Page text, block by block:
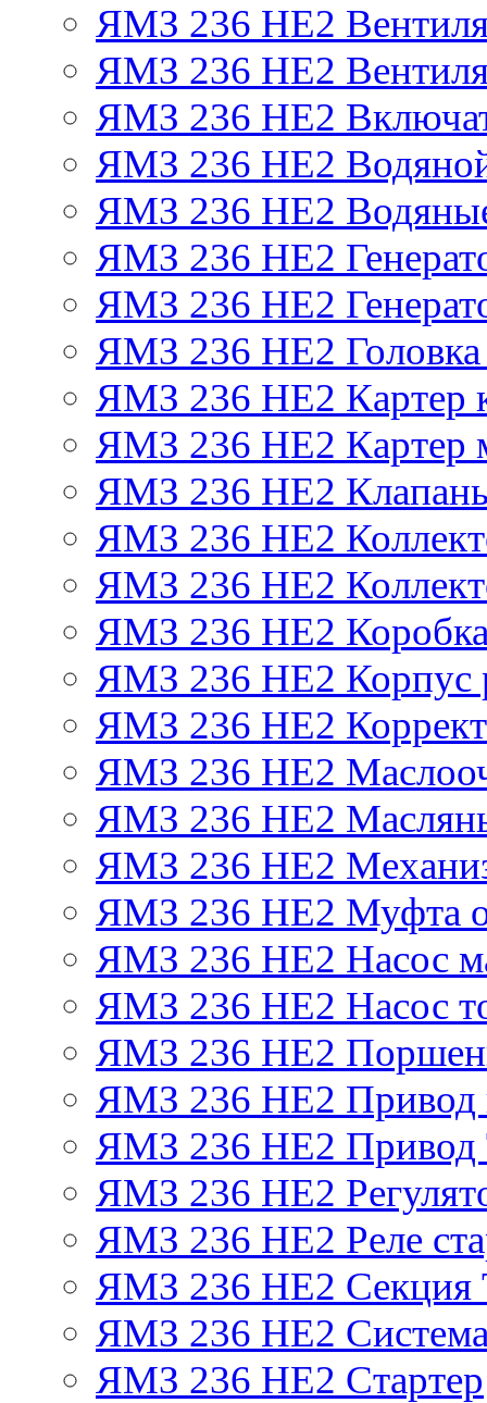
ЯМЗ 236 НЕ2
ЯМЗ 236 НЕ2
ЯМЗ 236 НЕ2
ЯМЗ 236 НЕ2
ЯМЗ 236 НЕ2
ЯМЗ 236 НЕ2
ЯМЗ 236 НЕ2
ЯМЗ 236 НЕ2 Головка
ЯМЗ 236 НЕ2 Картер
ЯМЗ 236 НЕ2 Картер
ЯМЗ 236 НЕ2 Клапаны
ЯМЗ 236 НЕ2
ЯМЗ 236 НЕ2
ЯМЗ 236 НЕ2 Коробка
ЯМЗ 236 НЕ2 Корпус
ЯМЗ 236 НЕ2
ЯМЗ 236 НЕ2
ЯМЗ 236 НЕ2
ЯМЗ 236 НЕ2
ЯМЗ 236 НЕ2 Муфта
ЯМЗ 236 НЕ2 Насос
ЯМЗ 236 НЕ2 Насос
ЯМЗ 236 НЕ2
ЯМЗ 236 НЕ2 Привод
ЯМЗ 236 НЕ2
ЯМЗ 236 НЕ2
ЯМЗ 236 НЕ2 Реле
ЯМЗ 236 НЕ2
ЯМЗ 236 НЕ2
ЯМЗ 236 НЕ2 Стартер